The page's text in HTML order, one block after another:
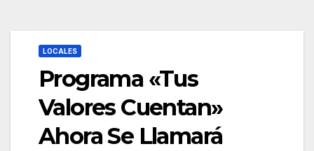
LOCALES
Programa «Tus
Valores Cuentan»
Ahora Se Llamará